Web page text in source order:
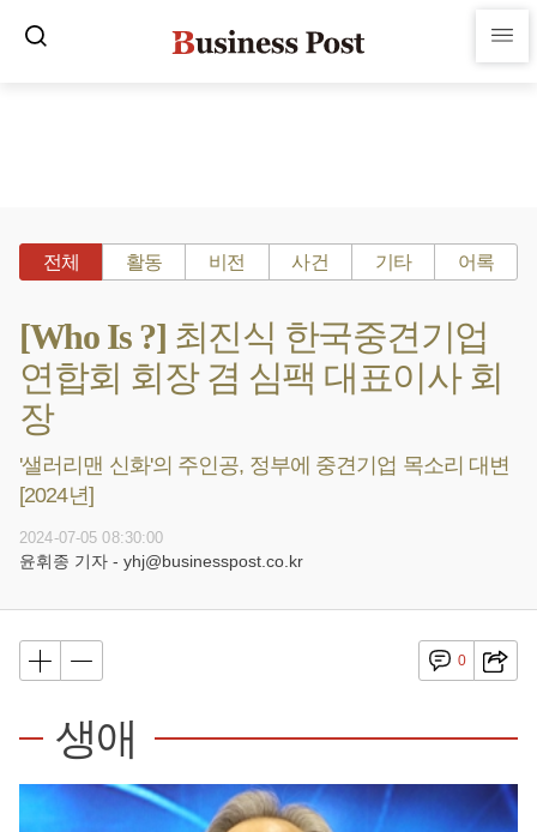
전체 활동 비전 사건 기타 어록
[Who Is ?] 최진식 한국중견기업
연합회 회장 겸 심팩 대표이사 회
장
'샐러리맨 신화'의 주인공, 정부에 중견기업 목소리 대변
[2024년]
2024-07-05 08:30:00
윤휘종 기자 - yhj@businesspost.co.kr
0
생애